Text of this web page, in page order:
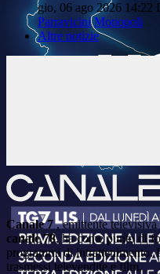
gio, 06 ago 2026 14:22
Parravicini Monopoli
Altre notizie
Canale 7, emittente
canale 78, ha come punto di
programmi di intrattenimento.
trasmessi televendite e film.